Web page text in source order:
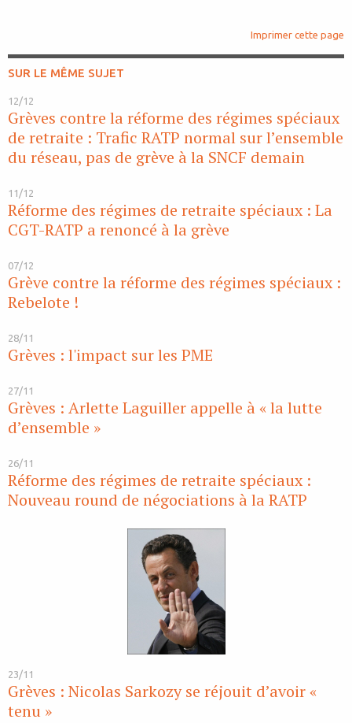
Imprimer cette page
SUR LE MÊME SUJET
12/12
Grèves contre la réforme des régimes spéciaux
de retraite : Trafic RATP normal sur l’ensemble
du réseau, pas de grève à la SNCF demain
11/12
Réforme des régimes de retraite spéciaux : La
CGT-RATP a renoncé à la grève
07/12
Grève contre la réforme des régimes spéciaux :
Rebelote !
28/11
Grèves : l'impact sur les PME
27/11
Grèves : Arlette Laguiller appelle à « la lutte
d’ensemble »
26/11
Réforme des régimes de retraite spéciaux :
Nouveau round de négociations à la RATP
23/11
Grèves : Nicolas Sarkozy se réjouit d’avoir «
tenu »